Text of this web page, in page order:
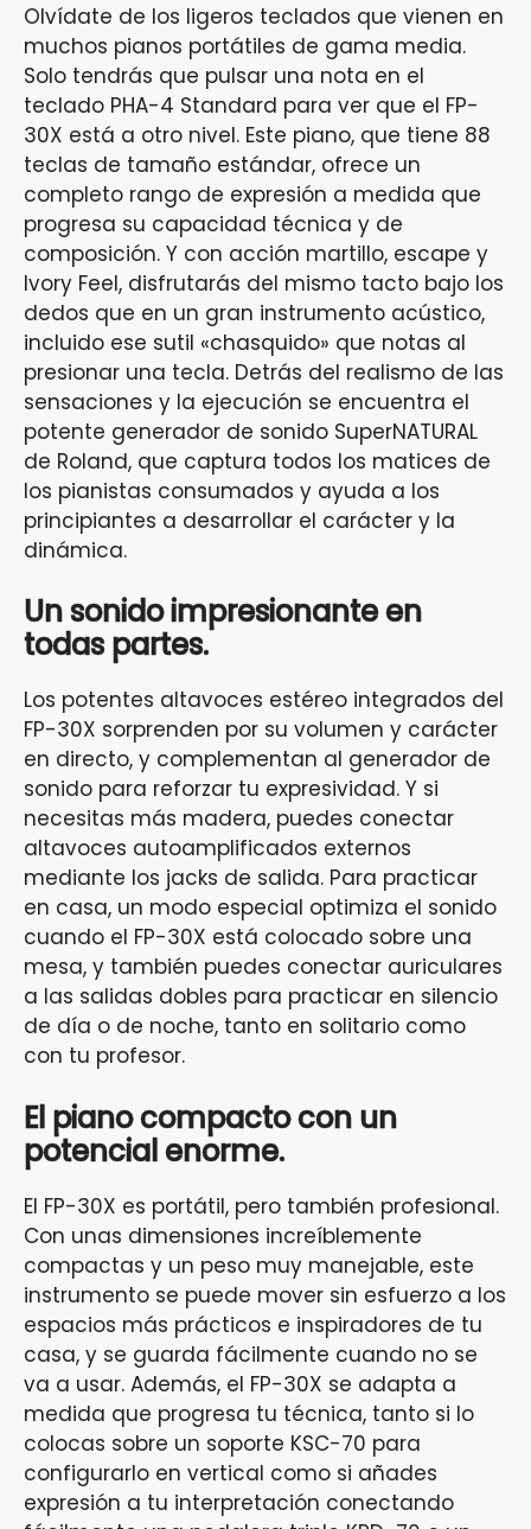
Olvídate de los ligeros teclados que vienen en
muchos pianos portátiles de gama media.
Solo tendrás que pulsar una nota en el
teclado PHA-4 Standard para ver que el FP-
30X está a otro nivel. Este piano, que tiene 88
teclas de tamaño estándar, ofrece un
completo rango de expresión a medida que
progresa su capacidad técnica y de
composición. Y con acción martillo, escape y
Ivory Feel, disfrutarás del mismo tacto bajo los
dedos que en un gran instrumento acústico,
incluido ese sutil «chasquido» que notas al
presionar una tecla. Detrás del realismo de las
sensaciones y la ejecución se encuentra el
potente generador de sonido SuperNATURAL
de Roland, que captura todos los matices de
los pianistas consumados y ayuda a los
principiantes a desarrollar el carácter y la
dinámica.
Un sonido impresionante en
todas partes.
Los potentes altavoces estéreo integrados del
FP-30X sorprenden por su volumen y carácter
en directo, y complementan al generador de
sonido para reforzar tu expresividad. Y si
necesitas más madera, puedes conectar
altavoces autoamplificados externos
mediante los jacks de salida. Para practicar
en casa, un modo especial optimiza el sonido
cuando el FP-30X está colocado sobre una
mesa, y también puedes conectar auriculares
a las salidas dobles para practicar en silencio
de día o de noche, tanto en solitario como
con tu profesor.
El piano compacto con un
potencial enorme.
El FP-30X es portátil, pero también profesional.
Con unas dimensiones increíblemente
compactas y un peso muy manejable, este
instrumento se puede mover sin esfuerzo a los
espacios más prácticos e inspiradores de tu
casa, y se guarda fácilmente cuando no se
va a usar. Además, el FP-30X se adapta a
medida que progresa tu técnica, tanto si lo
colocas sobre un soporte KSC-70 para
configurarlo en vertical como si añades
expresión a tu interpretación conectando